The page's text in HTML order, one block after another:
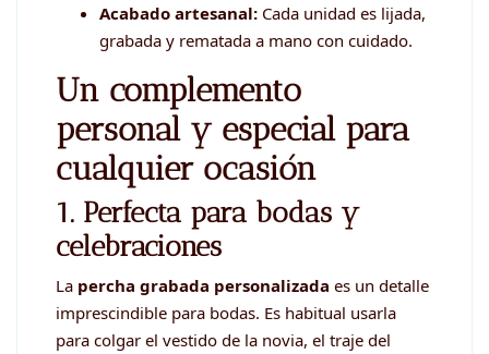
Acabado artesanal: Cada unidad es lijada,
grabada y rematada a mano con cuidado.
Un complemento
personal y especial para
cualquier ocasión
1. Perfecta para bodas y
celebraciones
La percha grabada personalizada es un detalle
imprescindible para bodas. Es habitual usarla
para colgar el vestido de la novia, el traje del